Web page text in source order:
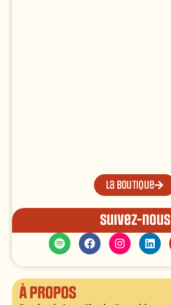
La boutique
Suivez-nous
À propos